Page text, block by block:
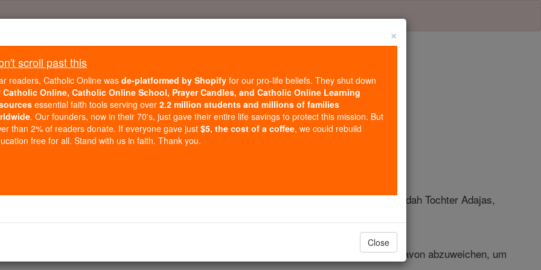
Daily Reading for Thursday, October ...
of the Rosary
2 Könige - Kapitel 22
als er den Thron bestieg, und er regierte 31 Jahre in Jerusalem. Seine Mutter hieß Jedidah Tochter Adajas,
ansieht, und in jeder Hinsicht folgte dem Beispiel seines Vaters David geben, nicht davon abzuweichen, um
×
scroll past this
readers, Catholic Online was de-platformed by Shopify for our pro-life beliefs. They shut down
Catholic Online, Catholic Online School, Prayer Candles, and Catholic Online Learning
essential faith tools serving over 2.2 million students and millions of families
. Our founders, now in their 70's, just gave their entire life savings to protect this mission. But
than 2% of readers donate. If everyone gave just $5, the cost of a coffee, we could rebuild
free for all. Stand with us in faith. Thank you.
Close